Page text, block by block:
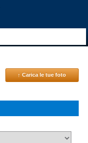
↑ Carica le tue foto